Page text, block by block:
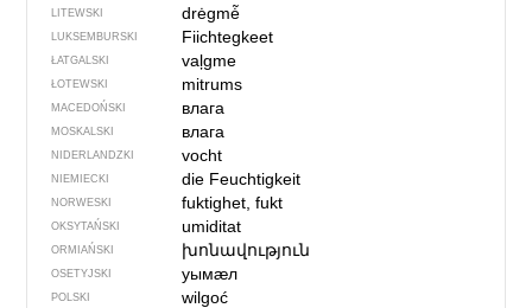
LITEWSKI drėgmė̃
LUKSEMBURSKI Fiichtegkeet
ŁATGALSKI vaļgme
ŁOTEWSKI mitrums
MACEDOŃSKI влага
MOSKALSKI влага
NIDERLANDZKI vocht
NIEMIECKI die Feuchtigkeit
NORWESKI fuktighet, fukt
OKSYTAŃSKI umiditat
ORMIAŃSKI խոնավություն
OSETYJSKI уымӕл
POLSKI wilgoć